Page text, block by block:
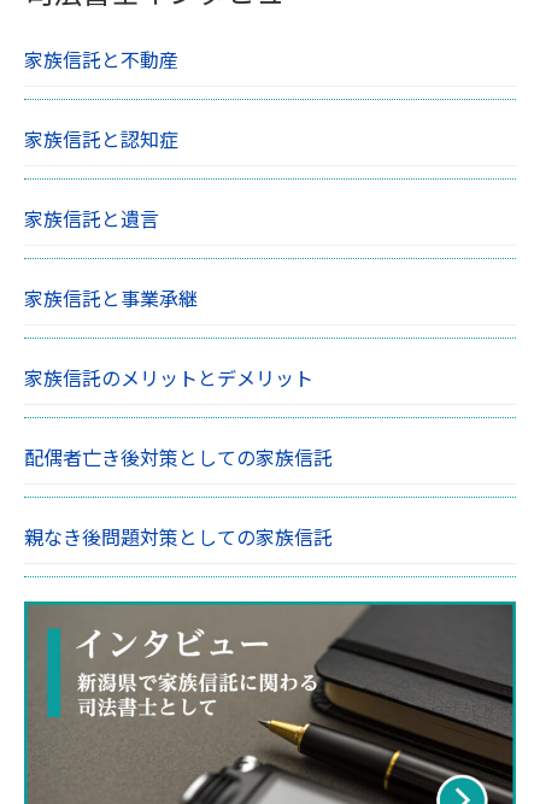
家族信託と不動産
家族信託と認知症
家族信託と遺言
家族信託と事業承継
家族信託のメリットとデメリット
配偶者亡き後対策としての家族信託
親なき後問題対策としての家族信託